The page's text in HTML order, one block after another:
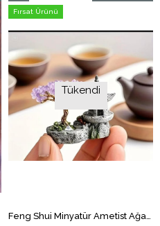
Tükendi
Feng Shui Minyatür Ametist Ağaç ve Tapınak Biblo
Ürün
Fırsat Ürünü